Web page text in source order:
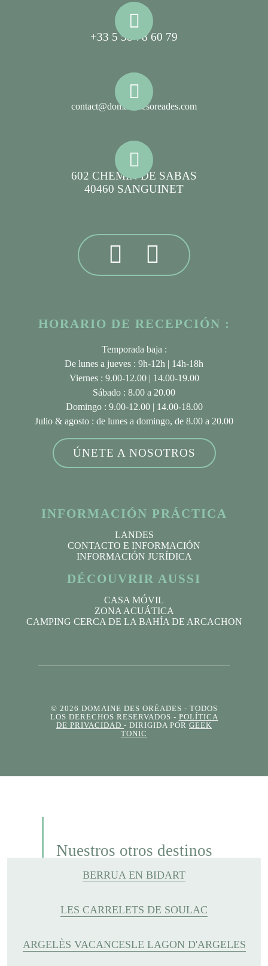
+33 5 58 78 60 79
contact@domainelesoreades.com
602 CHEMIN DE SABAS
40460 SANGUINET
HORARIO DE RECEPCIÓN :
Temporada baja :
De lunes a jueves : 9h-12h | 14h-18h
Viernes : 9.00-12.00 | 14.00-19.00
Sábado : 8.00 a 20.00
Domingo : 9.00-12.00 | 14.00-18.00
Julio & agosto : de lunes a domingo, de 8.00 a 20.00
ÚNETE A NOSOTROS
INFORMACIÓN PRÁCTICA
LANDES
CONTACTO E INFORMACIÓN
INFORMACIÓN JURÍDICA
DÉCOUVRIR AUSSI
CASA MÓVIL
ZONA ACUÁTICA
CAMPING CERCA DE LA BAHÍA DE ARCACHON
© 2026 DOMAINE DES ORÉADES - TODOS
LOS DERECHOS RESERVADOS - POLÍTICA
DE PRIVACIDAD - DIRIGIDA POR GEEK
TONIC
Nuestros otros destinos
BERRUA EN BIDART
LES CARRELETS DE SOULAC
ARGELÈS VACANCESLE LAGON D'ARGELES